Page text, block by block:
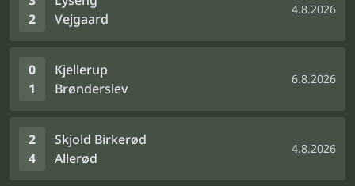
2
Vejgaard
4.8.2026
0
1
Kjellerup
Brønderslev
6.8.2026
2
4
Skjold Birkerød
Allerød
4.8.2026